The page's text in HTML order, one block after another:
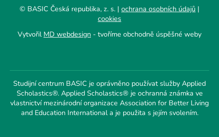
© BASIC Česká republika, z. s. | ochrana osobních údajů |
cookies
Vytvořil MD webdesign - tvoříme obchodně úspěšné weby
Studijní centrum BASIC je oprávněno používat služby Applied
Scholastics®. Applied Scholastics® je ochranná známka ve
vlastnictví mezinárodní organizace Association for Better Living
and Education International a je použita s jejím svolením.